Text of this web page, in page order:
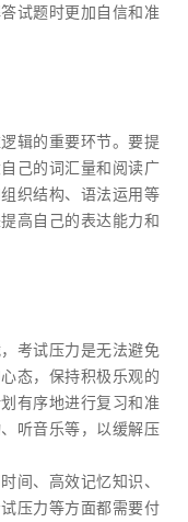
试题时更加自信和准
辑的重要环节。要提
己的词汇量和阅读广
织结构、语法运用等
高自己的表达能力和
考试压力是无法避免
态，保持积极乐观的
有序地进行复习和准
听音乐等，以缓解压
间、高效记忆知识、
压力等方面都需要付